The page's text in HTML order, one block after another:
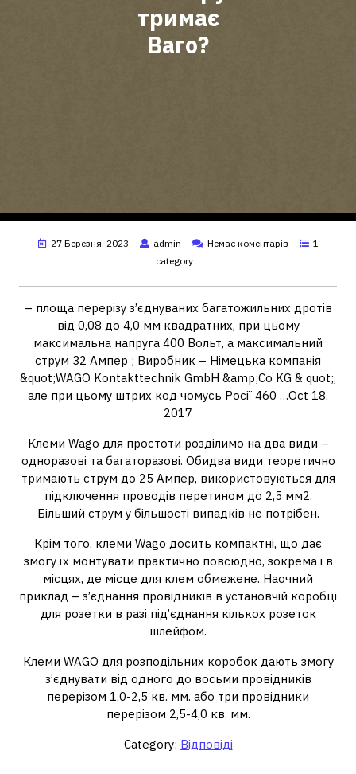
тримає
Ваго?
27 Березня, 2023 admin Немає коментарів
1
category
– площа перерізу з’єднуваних багатожильних дротів
від 0,08 до 4,0 мм квадратних, при цьому
максимальна напруга 400 Вольт, а максимальний
струм 32 Ампер ; Виробник – Німецька компанія
&quot;WAGO Kontakttechnik GmbH &amp;Co KG & quot;,
але при цьому штрих код чомусь Росії 460 …Oct 18,
2017
Клеми Wago для простоти розділимо на два види –
одноразові та багаторазові. Обидва види теоретично
тримають струм до 25 Ампер, використовуються для
підключення проводів перетином до 2,5 мм2.
Більший струм у більшості випадків не потрібен.
Крім того, клеми Wago досить компактні, що дає
змогу їх монтувати практично повсюдно, зокрема і в
місцях, де місце для клем обмежене. Наочний
приклад – з’єднання провідників в установчій коробці
для розетки в разі під’єднання кількох розеток
шлейфом.
Клеми WAGO для розподільних коробок дають змогу
з’єднувати від одного до восьми провідників
перерізом 1,0-2,5 кв. мм. або три провідники
перерізом 2,5-4,0 кв. мм.
Category: Відповіді